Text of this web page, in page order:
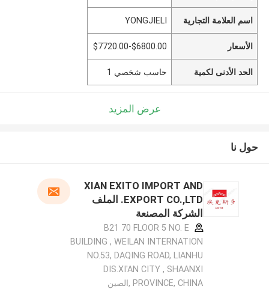
اسم العلامة التجارية YONGJIELI
الأسعار $6800.00-$7720.00
الحد الأدنى لكمية حاسب شخصي 1
عرض المزيد
حول نا
XIAN EXITO IMPORT AND
EXPORT CO.,LTD. الملف
الشركة المصنعة
B21 70 FLOOR 5 NO. E
BUILDING , WEILAN INTERNATION
NO.53, DAQING ROAD, LIANHU
DIS.XI'AN CITY , SHAANXI
PROVINCE, CHINA ,الصين